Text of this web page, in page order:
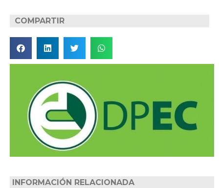
COMPARTIR
INFORMACIÓN RELACIONADA